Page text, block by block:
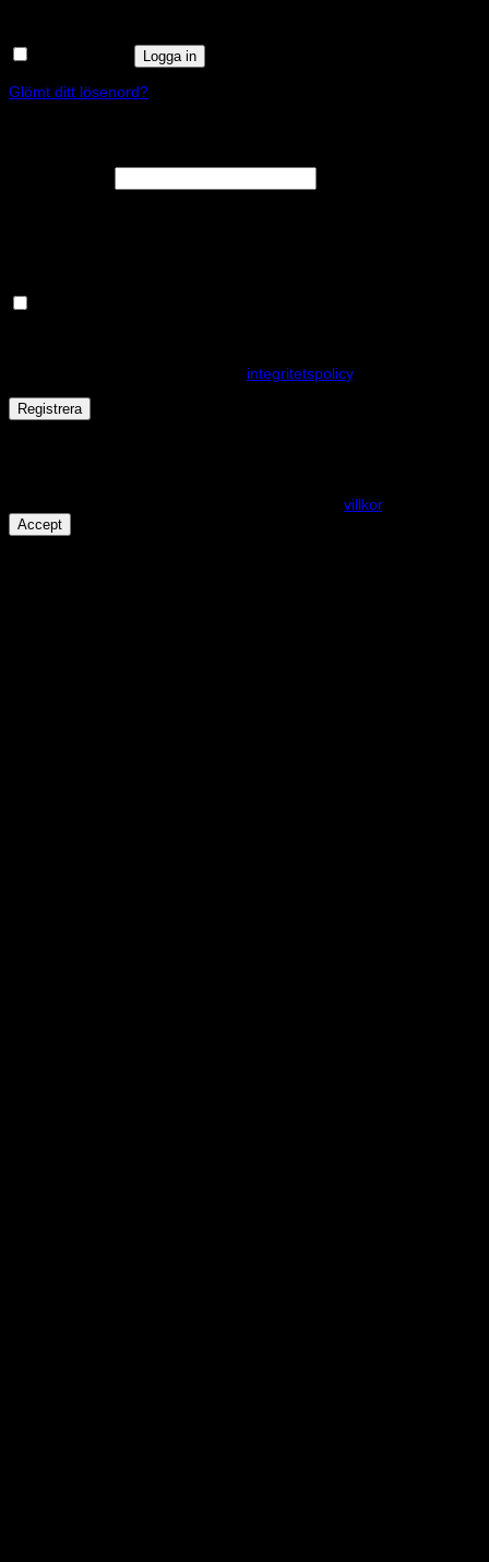
Logga in
Glömt ditt lösenord?
integritetspolicy.
Registrera
villkor.
Accept